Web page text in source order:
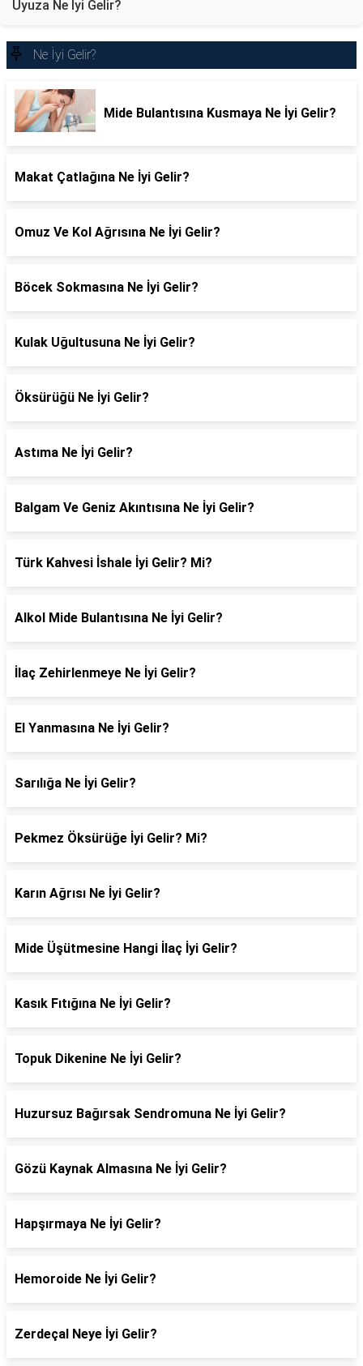
Uyuza Ne İyi Gelir?
Ne İyi Gelir?
Mide Bulantısına Kusmaya Ne İyi Gelir?
Makat Çatlağına Ne İyi Gelir?
Omuz Ve Kol Ağrısına Ne İyi Gelir?
Böcek Sokmasına Ne İyi Gelir?
Kulak Uğultusuna Ne İyi Gelir?
Öksürüğü Ne İyi Gelir?
Astıma Ne İyi Gelir?
Balgam Ve Geniz Akıntısına Ne İyi Gelir?
Türk Kahvesi İshale İyi Gelir? Mi?
Alkol Mide Bulantısına Ne İyi Gelir?
İlaç Zehirlenmeye Ne İyi Gelir?
El Yanmasına Ne İyi Gelir?
Sarılığa Ne İyi Gelir?
Pekmez Öksürüğe İyi Gelir? Mi?
Karın Ağrısı Ne İyi Gelir?
Mide Üşütmesine Hangi İlaç İyi Gelir?
Kasık Fıtığına Ne İyi Gelir?
Topuk Dikenine Ne İyi Gelir?
Huzursuz Bağırsak Sendromuna Ne İyi Gelir?
Gözü Kaynak Almasına Ne İyi Gelir?
Hapşırmaya Ne İyi Gelir?
Hemoroide Ne İyi Gelir?
Zerdeçal Neye İyi Gelir?